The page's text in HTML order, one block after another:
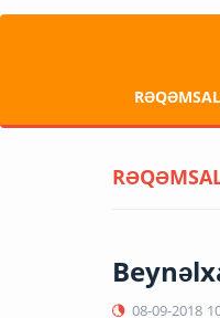
08-09-2018